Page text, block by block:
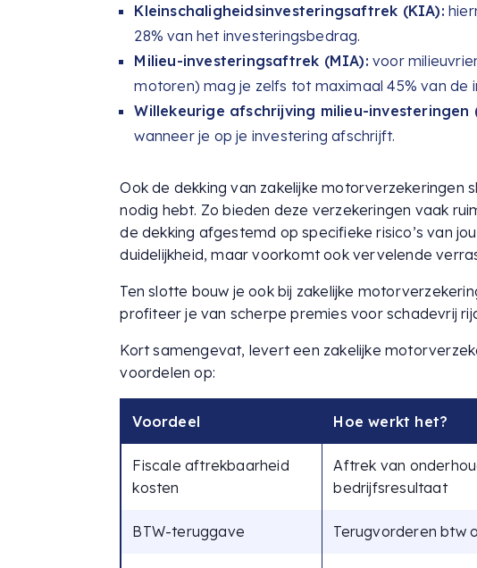
Kleinschaligheidsinvesteringsaftrek (KIA):
28% van het investeringsbedrag.
Milieu-investeringsaftrek (MIA): voor
motoren) mag je zelfs tot maximaal 45% van de
Willekeurige afschrijving milieu-investeringen
wanneer je op je investering afschrijft.
Ook de dekking van zakelijke motorverzekeringen
nodig hebt. Zo bieden deze verzekeringen vaak
de dekking afgestemd op specifieke risico’s van
duidelijkheid, maar voorkomt ook vervelende
Ten slotte bouw je ook bij zakelijke
profiteer je van scherpe premies voor schadevrij
Kort samengevat, levert een zakelijke
voordelen op:
Voordeel Hoe werkt het?
Fiscale aftrekbaarheid
kosten
Aftrek van
bedrijfsresultaat
BTW-teruggave Terugvorderen btw